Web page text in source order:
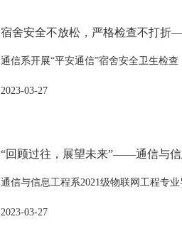
宿舍安全不放松，严格检查不打折
通信系开展“平安通信”宿舍安全卫生检查
2023-03-27
“回顾过往，展望未来”——通信与信
通信与信息工程系2021级物联网工程专
2023-03-27